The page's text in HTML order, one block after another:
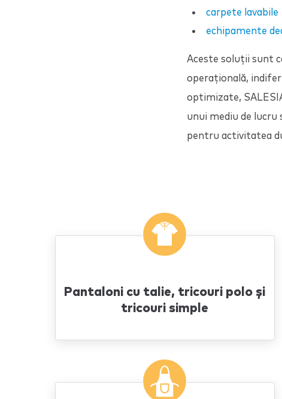
carpete lavabile
echipamente
Aceste soluții sunt
operațională,
optimizate,
unui mediu de lucru
pentru activitatea
Pantaloni cu talie, tricouri polo și
tricouri simple